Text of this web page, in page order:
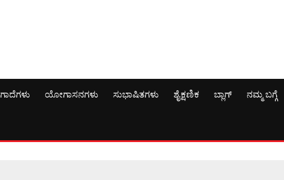
ಗಾದೆಗಳು ಯೋಗಾಸನಗಳು ಸುಭಾಷಿತಗಳು ಶೈಕ್ಷಣಿಕ ಬ್ಲಾಗ್ ನಮ್ಮ ಬಗ್ಗೆ